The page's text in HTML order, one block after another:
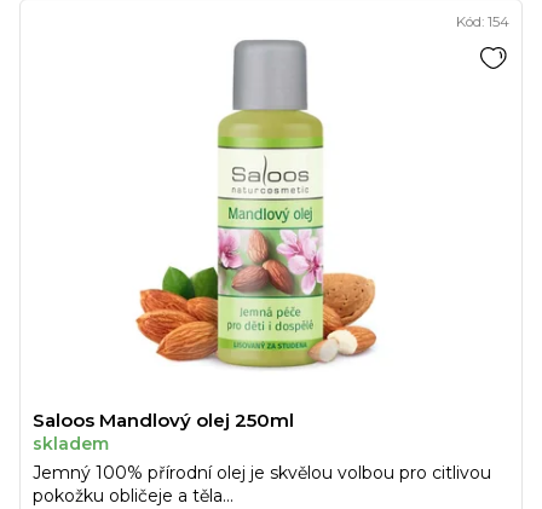
Saloos Mandlový olej 250ml
skladem
Jemný 100% přírodní olej je skvělou volbou pro citlivou
pokožku obličeje a těla...
Kód: 154